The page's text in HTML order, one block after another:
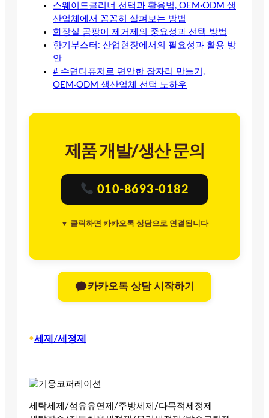
스웨이드클리너 선택과 활용법, OEM·ODM 생
산업체에서 꼼꼼히 살펴보는 방법
화장실 곰팡이 제거제의 중요성과 선택 방법
향기부스터: 산업현장에서의 필요성과 활용 방
안
# 수면디퓨저로 편안한 잠자리 만들기,
OEM·ODM 생산업체 선택 노하우
제품 개발/생산 문의
010-8693-0182
▼ 클릭하면 카카오톡 상담으로 연결됩니다
카카오톡 상담 시작하기
•세제/세정제
세탁세제/섬유유연제/주방세제/다목적세정제